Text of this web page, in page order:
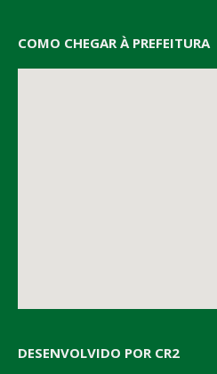
COMO CHEGAR À PREFEITURA
DESENVOLVIDO POR CR2